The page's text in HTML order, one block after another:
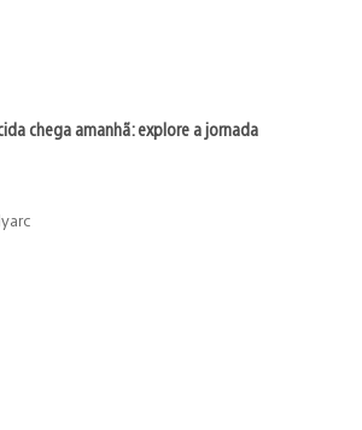
chega amanhã: explore a jornada